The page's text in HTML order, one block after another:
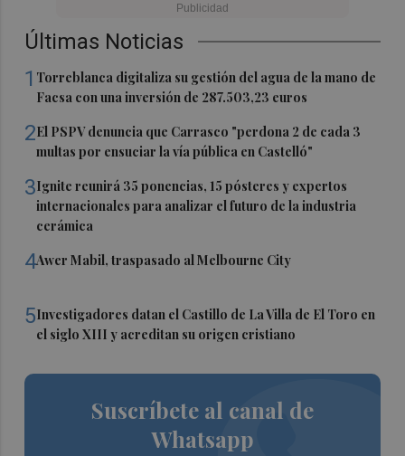
Últimas Noticias
1 Torreblanca digitaliza su gestión del agua de la mano de
Facsa con una inversión de 287.503,23 euros
2El PSPV denuncia que Carrasco "perdona 2 de cada 3
multas por ensuciar la vía pública en Castelló"
3Ignite reunirá 35 ponencias, 15 pósteres y expertos
internacionales para analizar el futuro de la industria
cerámica
4Awer Mabil, traspasado al Melbourne City
5Investigadores datan el Castillo de La Villa de El Toro en
el siglo XIII y acreditan su origen cristiano
Suscríbete al canal de
Whatsapp